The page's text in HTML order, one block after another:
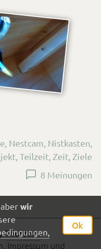
Nestcam Nistkasten
, Teilzeit, Zeit, Ziele
8 Meinungen
Thorsten
Impressum und
aberwir
Ok